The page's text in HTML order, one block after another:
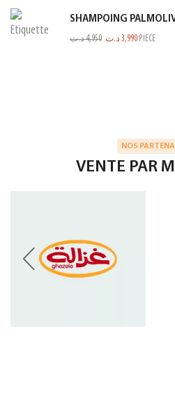
SHAMPOING
4,950د.ت 3,990 د.ت PIECE
NOS
VENTE PAR